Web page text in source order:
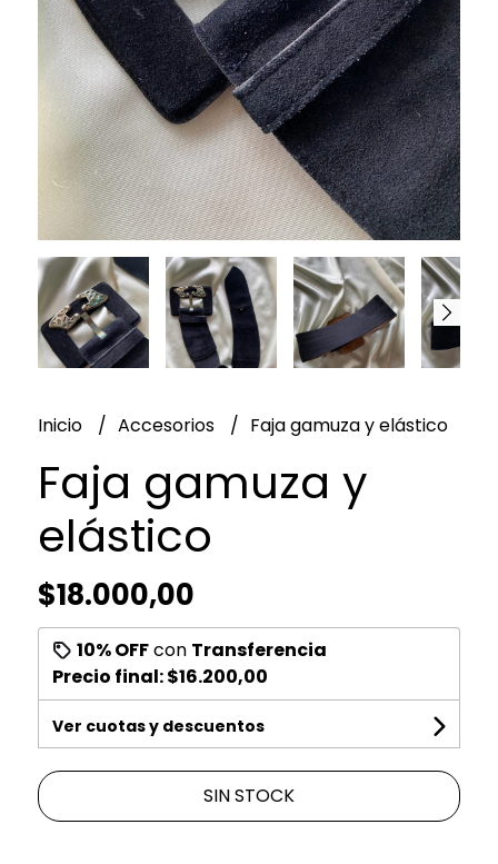
Inicio Accesorios Faja gamuza y elástico
Faja gamuza y
elástico
$18.000,00
10% OFFcon Transferencia
Precio final:$16.200,00
Ver cuotas y descuentos
SIN STOCK